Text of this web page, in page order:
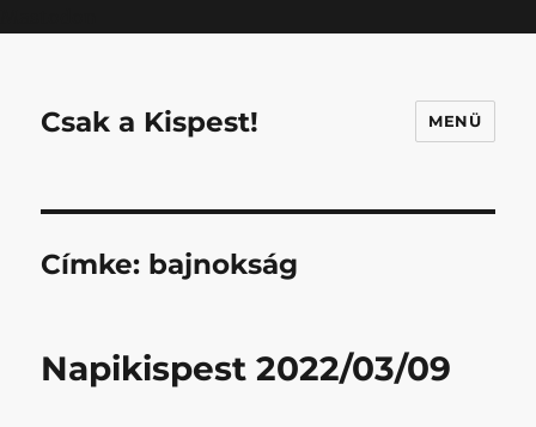
Csak a Kispest! MENÜ
Címke: bajnokság
Napikispest 2022/03/09